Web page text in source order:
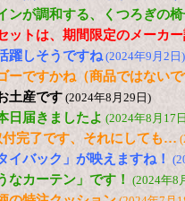
ンが調和する、くつろぎの
ットは、期間限定のメーカ
躍しそうですね(2024年9月2日)
ーですかね（商品ではないで
土産です (2024年8月29日)
日届きましたよ (2024年8月17
付完了です、それにしても…
イバック」が映えますね！
なカーテン」です！ (2024年8